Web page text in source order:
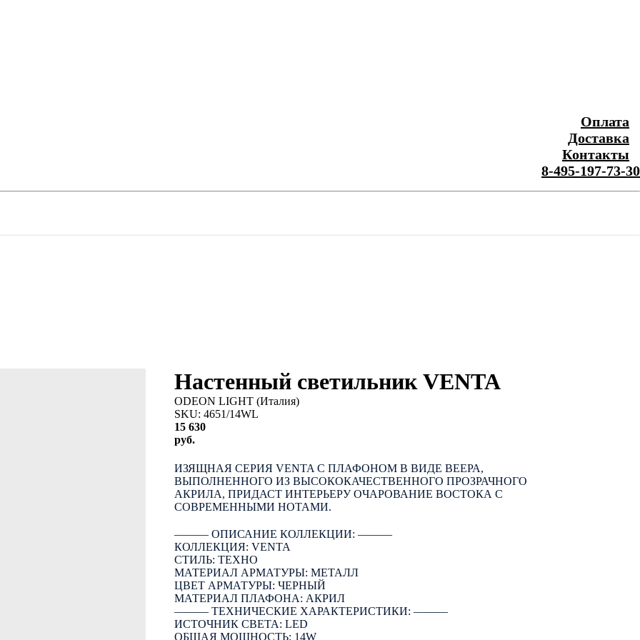
Оплата
Доставка
Контакты
8-495-197-73-30
Настенный светильник VENTA
ODEON LIGHT (Италия)
SKU: 4651/14WL
15 630
руб.
ИЗЯЩНАЯ СЕРИЯ VENTA С ПЛАФОНОМ В ВИДЕ ВЕЕРА,
ВЫПОЛНЕННОГО ИЗ ВЫСОКОКАЧЕСТВЕННОГО ПРОЗРАЧНОГО
АКРИЛА, ПРИДАСТ ИНТЕРЬЕРУ ОЧАРОВАНИЕ ВОСТОКА С
СОВРЕМЕННЫМИ НОТАМИ.
――― ОПИСАНИЕ КОЛЛЕКЦИИ: ―――
КОЛЛЕКЦИЯ: VENTA
СТИЛЬ: ТЕХНО
МАТЕРИАЛ АРМАТУРЫ: МЕТАЛЛ
ЦВЕТ АРМАТУРЫ: ЧЕРНЫЙ
МАТЕРИАЛ ПЛАФОНА: АКРИЛ
――― ТЕХНИЧЕСКИЕ ХАРАКТЕРИСТИКИ: ―――
ИСТОЧНИК СВЕТА: LED
ОБЩАЯ МОЩНОСТЬ: 14W